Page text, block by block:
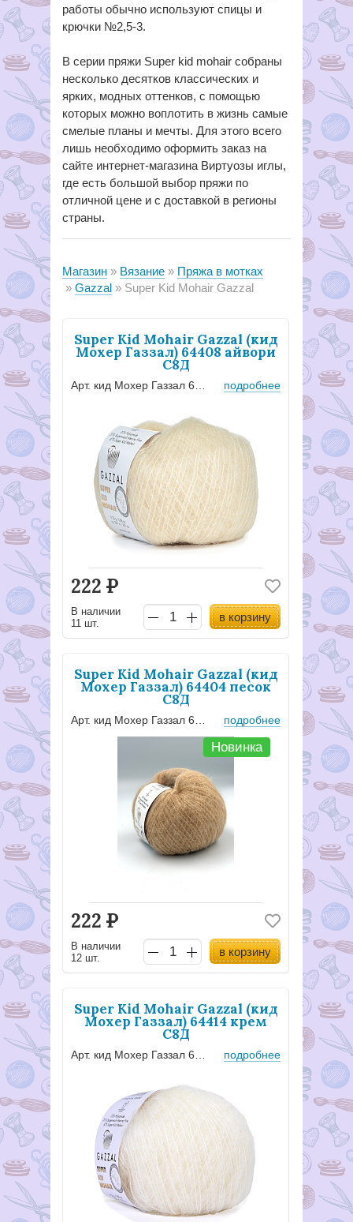
работы обычно используют спицы и
крючки №2,5-3.
В серии пряжи Super kid mohair собраны
несколько десятков классических и
ярких, модных оттенков, с помощью
которых можно воплотить в жизнь самые
смелые планы и мечты. Для этого всего
лишь необходимо оформить заказ на
сайте интернет-магазина Виртуозы иглы,
где есть большой выбор пряжи по
отличной цене и с доставкой в регионы
страны.
Магазин Вязание
Пряжа в мотках
Gazzal
Super Kid Mohair Gazzal
Super Kid Mohair Gazzal (кид
Мохер Газзал) 64408 айвори
С8Д
подробнее
222 Р
В наличии
11 шт.
в корзину
Super Kid Mohair Gazzal (кид
Мохер Газзал) 64404 песок
С8Д
подробнее
Новинка
222 Р
В наличии
12 шт.
в корзину
Super Kid Mohair Gazzal (кид
Мохер Газзал) 64414 крем
С8Д
подробнее